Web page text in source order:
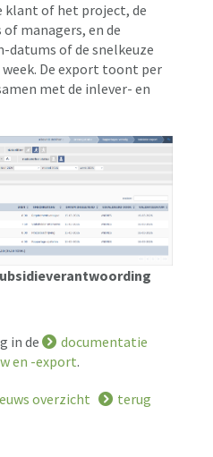
klant of het project, de
managers, en de
datums of de snelkeuze
De export toont per
met de inlever- en
in de
documentatie
en -export.
overzicht
terug